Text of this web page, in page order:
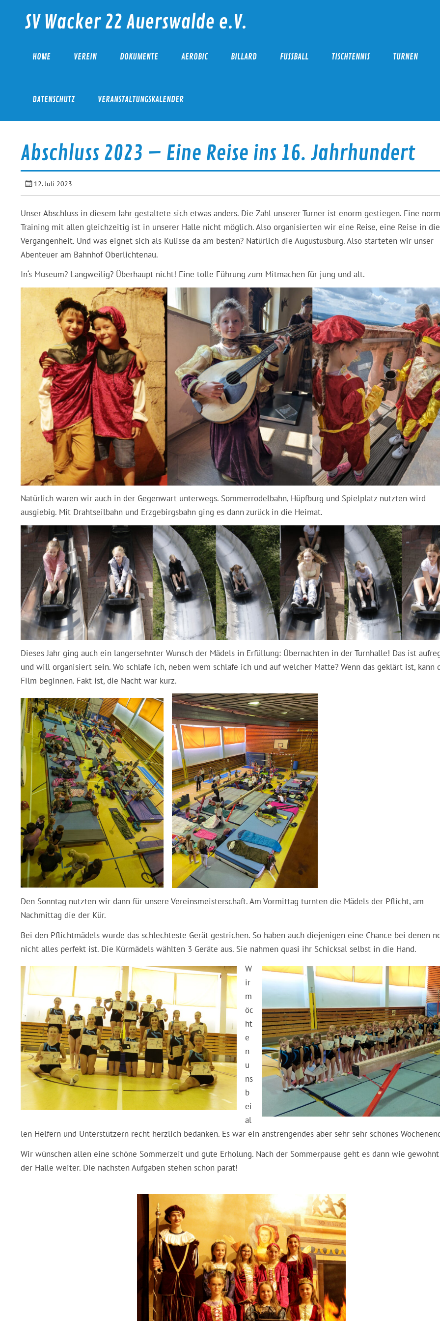
contentSV Wacker 22 Auerswalde e.V.
HOME VEREIN DOKUMENTE AEROBIC BILLARD FUSSBALL TISCHTENNIS TURNEN
DATENSCHUTZ VERANSTALTUNGSKALENDER
Abschluss 2023 – Eine Reise ins 16. Jahrhundert
12. Juli 2023
Unser Abschluss in diesem Jahr gestaltete sich etwas anders. Die Zahl unserer Turner ist enorm gestiegen. Eine
Training mit allen gleichzeitig ist in unserer Halle nicht möglich. Also organisierten wir eine Reise, eine Reise in die
Vergangenheit. Und was eignet sich als Kulisse da am besten? Natürlich die Augustusburg. Also starteten wir unser
Abenteuer am Bahnhof Oberlichtenau.
In‘s Museum? Langweilig? Überhaupt nicht! Eine tolle Führung zum Mitmachen für jung und alt.
Natürlich waren wir auch in der Gegenwart unterwegs. Sommerrodelbahn, Hüpfburg und Spielplatz nutzten wird
ausgiebig. Mit Drahtseilbahn und Erzgebirgsbahn ging es dann zurück in die Heimat.
Dieses Jahr ging auch ein langersehnter Wunsch der Mädels in Erfüllung: Übernachten in der Turnhalle! Das ist
und will organisiert sein. Wo schlafe ich, neben wem schlafe ich und auf welcher Matte? Wenn das geklärt ist, kann
Film beginnen. Fakt ist, die Nacht war kurz.
Den Sonntag nutzten wir dann für unsere Vereinsmeisterschaft. Am Vormittag turnten die Mädels der Pflicht, am
Nachmittag die der Kür.
Bei den Pflichtmädels wurde das schlechteste Gerät gestrichen. So haben auch diejenigen eine Chance bei denen
nicht alles perfekt ist. Die Kürmädels wählten 3 Geräte aus. Sie nahmen quasi ihr Schicksal selbst in die Hand.
W
ir
m
öc
ht
e
n
u
ns
b
ei
al
len Helfern und Unterstützern recht herzlich bedanken. Es war ein anstrengendes aber sehr sehr schönes
Wir wünschen allen eine schöne Sommerzeit und gute Erholung. Nach der Sommerpause geht es dann wie
der Halle weiter. Die nächsten Aufgaben stehen schon parat!